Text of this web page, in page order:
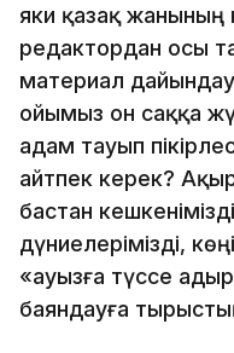
яки қазақ жанының
редактордан осы
материал
ойымыз он саққа
адам тауып
Қайтпек керек?
бастан
дүниелерімізді,
«ауызға түссе
баяндауға